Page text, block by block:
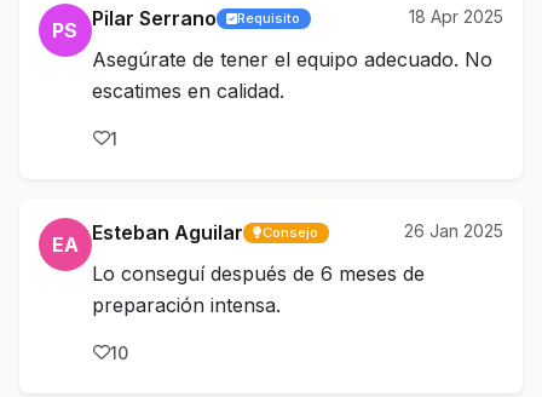
PS Pilar Serrano Requisito 18 Apr 2025
Asegúrate de tener el equipo adecuado. No
escatimes en calidad.
1
EA Esteban Aguilar Consejo 26 Jan 2025
Lo conseguí después de 6 meses de
preparación intensa.
10